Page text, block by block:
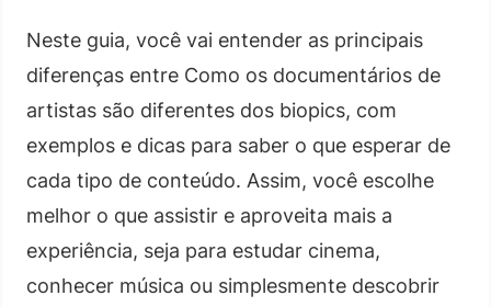
Neste guia, você vai entender as principais
diferenças entre Como os documentários de
artistas são diferentes dos biopics, com
exemplos e dicas para saber o que esperar de
cada tipo de conteúdo. Assim, você escolhe
melhor o que assistir e aproveita mais a
experiência, seja para estudar cinema,
conhecer música ou simplesmente descobrir